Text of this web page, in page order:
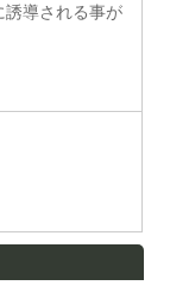
導される事が